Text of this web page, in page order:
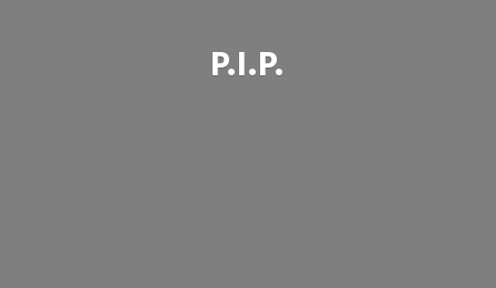
P.I.P.